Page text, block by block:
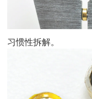
习惯性拆解。